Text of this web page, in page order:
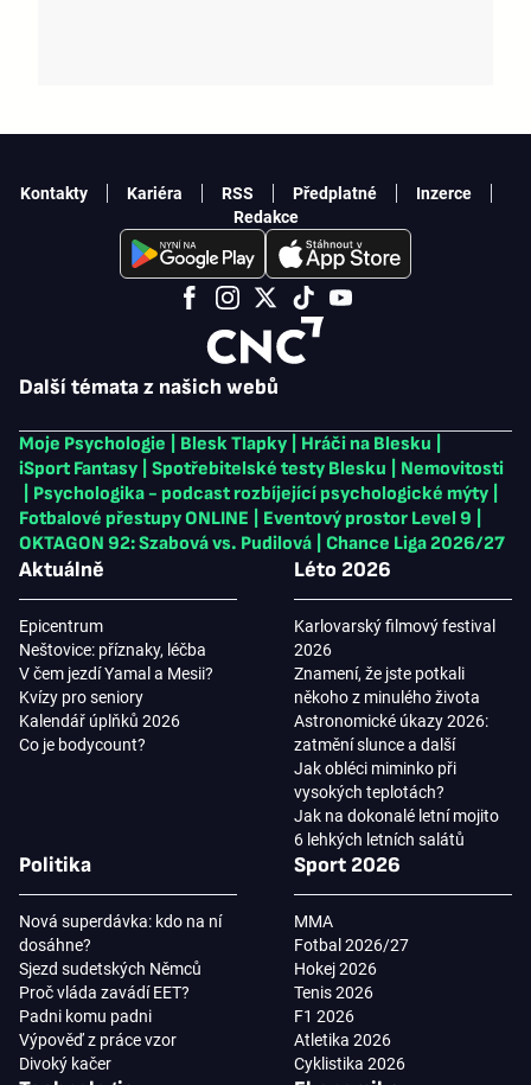
Další témata z našich webů
Moje Psychologie Blesk Tlapky Hráči na Blesku
iSport Fantasy
Spotřebitelské testy Blesku
Nemovitosti
Psychologika - podcast rozbíjející psychologické mýty
Fotbalové přestupy ONLINE
Eventový prostor Level 9
OKTAGON 92: Szabová vs. Pudilová
Chance Liga 2026/27
Aktuálně
Epicentrum
Neštovice: příznaky, léčba
V čem jezdí Yamal a Mesii?
Kvízy pro seniory
Kalendář úplňků 2026
Co je bodycount?
Léto 2026
Karlovarský filmový festival
2026
Znamení, že jste potkali
někoho z minulého života
Astronomické úkazy 2026:
zatmění slunce a další
Jak obléci miminko při
vysokých teplotách?
Jak na dokonalé letní mojito
6 lehkých letních salátů
Politika
Nová superdávka: kdo na ní
dosáhne?
Sjezd sudetských Němců
Proč vláda zavádí EET?
Padni komu padni
Výpověď z práce vzor
Divoký kačer
Sport 2026
MMA
Fotbal 2026/27
Hokej 2026
Tenis 2026
F1 2026
Atletika 2026
Cyklistika 2026
Kontakty Kariéra RSS Předplatné
Inzerce
Redakce